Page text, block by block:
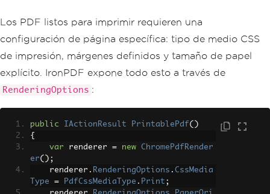
Los PDF listos para imprimir requieren una
configuración de página específica: tipo de medio CSS
de impresión, márgenes definidos y tamaño de papel
explícito. IronPDF expone todo esto a través de
RenderingOptions :
public IActionResult PrintablePdf()
{
var renderer = new
ChromePdfRender
er();
    renderer
. RenderingOptions . CssMedia
Type
= PdfCssMediaType . Print ;